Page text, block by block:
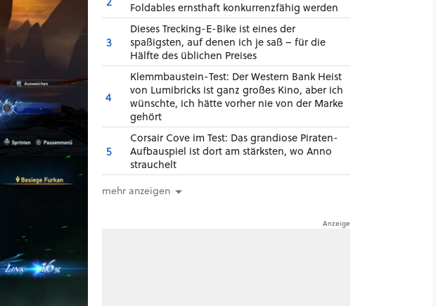
Foldables ernsthaft konkurrenzfähig werden
3
Dieses Trecking-E-Bike ist eines der
spaßigsten, auf denen ich je saß – für die
Hälfte des üblichen Preises
4
Klemmbaustein-Test: Der Western Bank Heist
von Lumibricks ist ganz großes Kino, aber ich
wünschte, ich hätte vorher nie von der Marke
gehört
5
Corsair Cove im Test: Das grandiose Piraten-
Aufbauspiel ist dort am stärksten, wo Anno
strauchelt
mehr anzeigen